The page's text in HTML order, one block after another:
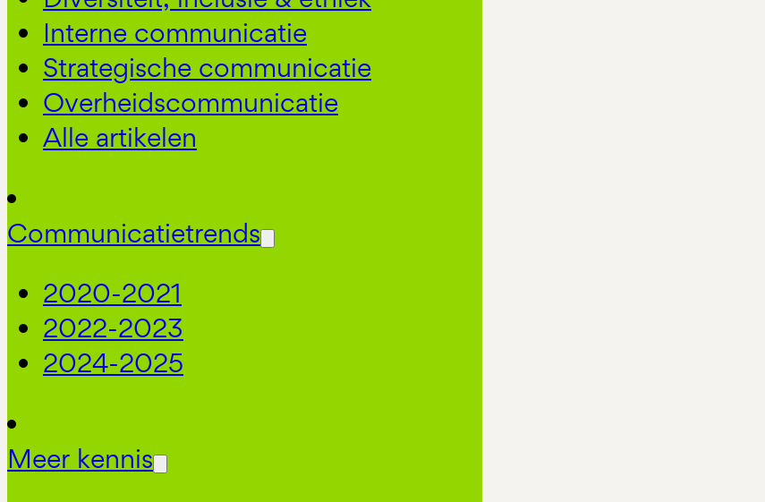
Interne communicatie
Strategische communicatie
Overheidscommunicatie
Alle artikelen
Communicatietrends
2020-2021
2022-2023
2024-2025
Meer kennis